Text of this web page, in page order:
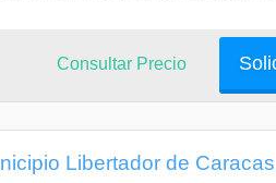
Consultar Precio
Libertador de